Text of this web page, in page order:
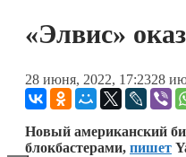
ESG
«Элвис»
28 июня, 2022, 17:2328
Новый американский
блокбастерами, пишет